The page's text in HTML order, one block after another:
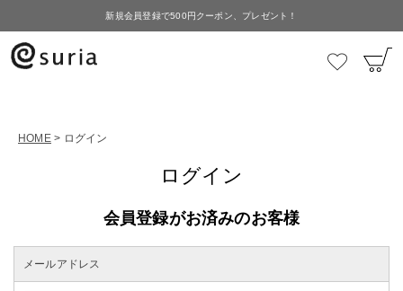
新規会員登録で500円クーポン、プレゼント！
HOME ログイン
ログイン
会員登録がお済みのお客様
メールアドレス